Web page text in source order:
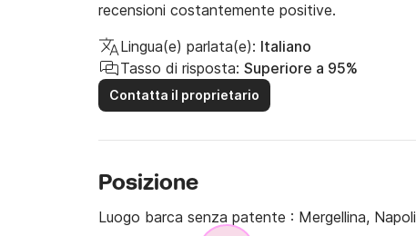
recensioni costantemente positive.
Lingua(e) parlata(e): Italiano
Tasso di risposta: Superiore a 95%
Contatta il proprietario
Posizione
Luogo barca senza patente : Mergellina, Napoli